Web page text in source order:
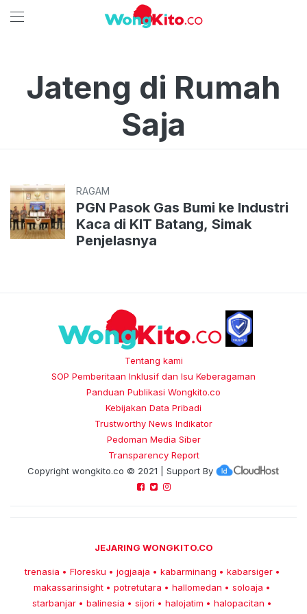
Jateng di Rumah
Saja
RAGAM
PGN Pasok Gas Bumi ke Industri
Kaca di KIT Batang, Simak
Penjelasnya
Tentang kami
SOP Pemberitaan Inklusif dan Isu Keberagaman
Panduan Publikasi Wongkito.co
Kebijakan Data Pribadi
Trustworthy News Indikator
Pedoman Media Siber
Transparency Report
Copyright wongkito.co © 2021 | Support By
JEJARING WONGKITO.CO
trenasia • Floresku • jogjaaja • kabarminang • kabarsiger •
makassarinsight • potretutara • hallomedan • soloaja •
starbanjar • balinesia • sijori • halojatim • halopacitan •